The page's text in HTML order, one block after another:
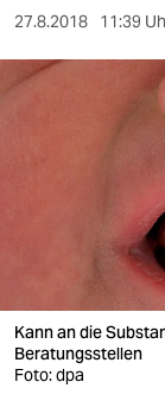
sport
berlin
veranstaltungen
shop
27.8.2018 11:39
Kann an die
Beratungsstellen
Foto: dpa